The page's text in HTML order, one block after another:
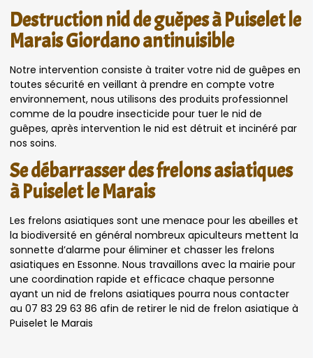
Destruction nid de guêpes à Puiselet le
Marais Giordano antinuisible
Notre intervention consiste à traiter votre nid de guêpes en
toutes sécurité en veillant à prendre en compte votre
environnement, nous utilisons des produits professionnel
comme de la poudre insecticide pour tuer le nid de
guêpes, après intervention le nid est détruit et incinéré par
nos soins.
Se débarrasser des frelons asiatiques
à Puiselet le Marais
Les frelons asiatiques sont une menace pour les abeilles et
la biodiversité en général nombreux apiculteurs mettent la
sonnette d’alarme pour éliminer et chasser les frelons
asiatiques en Essonne. Nous travaillons avec la mairie pour
une coordination rapide et efficace chaque personne
ayant un nid de frelons asiatiques pourra nous contacter
au 07 83 29 63 86 afin de retirer le nid de frelon asiatique à
Puiselet le Marais